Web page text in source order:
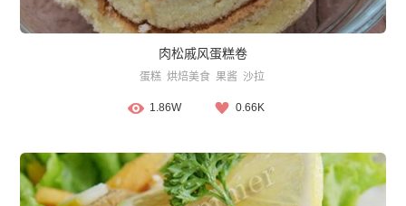
肉松戚风蛋糕卷
蛋糕 烘焙美食 果酱 沙拉
1.86W 0.66K